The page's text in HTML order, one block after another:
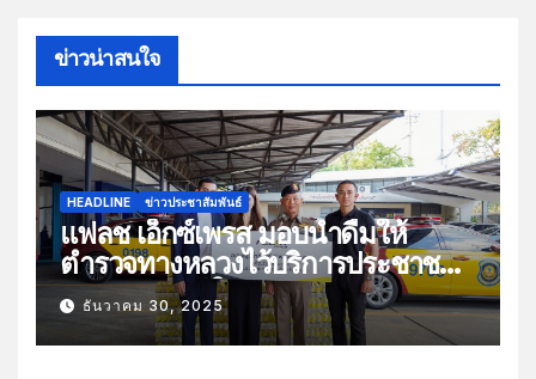
ข่าวน่าสนใจ
HEADLINE ข่าวประชาสัมพันธ์
แฟลช เอ็กซ์เพรส มอบน้ำดื่มให้
ตำรวจทางหลวงไว้บริการประชาชน
ช่วงเทศกาลปีใหม่
ธันวาคม 30, 2025